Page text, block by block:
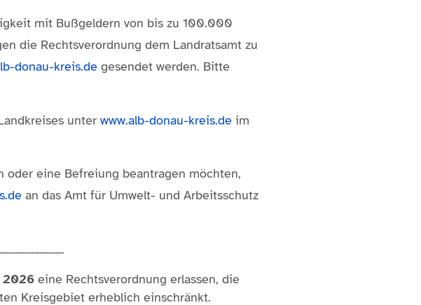
mit Bußgeldern von bis zu 100.000
die Rechtsverordnung dem Landratsamt zu
donau-kreis.de gesendet werden. Bitte
unter www.alb-donau-kreis.de im
oder eine Befreiung beantragen möchten,
an das Amt für Umwelt- und Arbeitsschutz
2026 eine Rechtsverordnung erlassen, die
Kreisgebiet erheblich einschränkt.